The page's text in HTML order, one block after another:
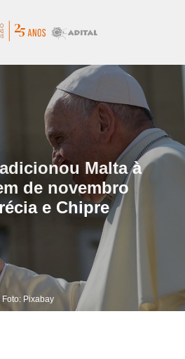
Malta à
de novembro
e Chipre
Foto: Pixabay